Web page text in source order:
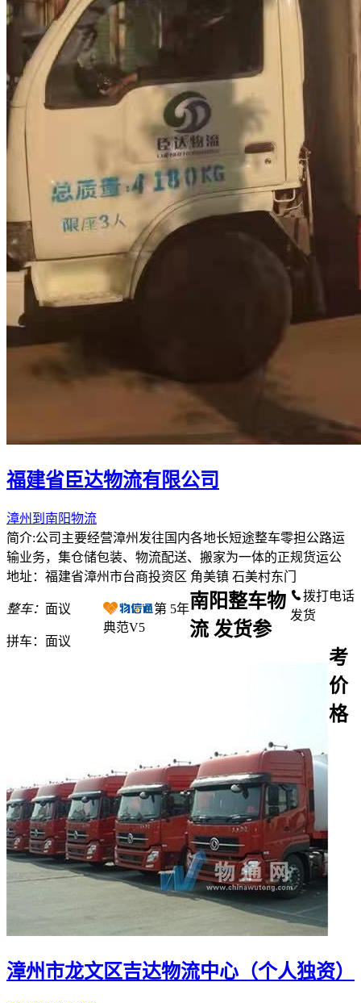
福建省臣达物流有限公司
漳州到南阳物流
简介:公司主要经营漳州发往国内各地长短途整车零担公路运
输业务，集仓储包装、物流配送、搬家为一体的正规货运公
地址：福建省漳州市台商投资区 角美镇 石美村东门
整车： 面议
拼车： 面议
第 5年
典范V5
拨打电话
发货
漳州市龙文区吉达物流中心（个人独资）
南阳整车物
流 发货参
考
价
格